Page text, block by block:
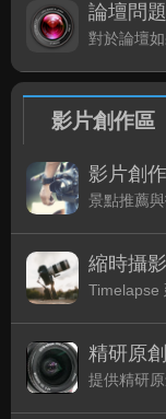
論壇問
影片創作區
影片創
景點推薦
縮時攝
精研原